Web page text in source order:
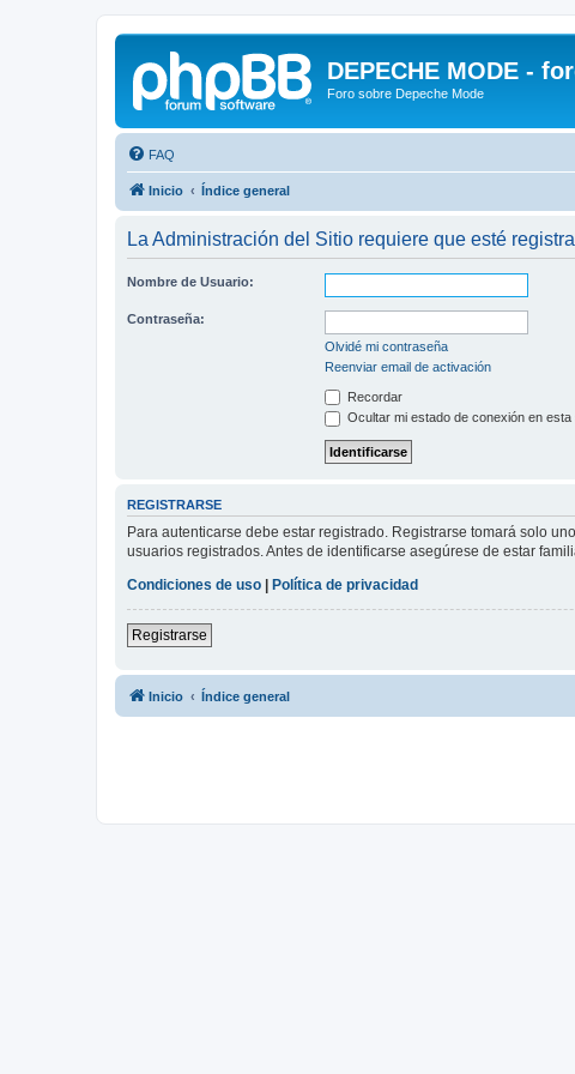
DEPECHE MODE -
Foro sobre Depeche Mode
FAQ
Inicio Índice general
La Administración del Sitio requiere que esté
Nombre de Usuario:
Contraseña:
Olvidé mi contraseña
Reenviar email de activación
Recordar
Ocultar mi estado de conexión en esta
REGISTRARSE
Para autenticarse debe estar registrado. Registrarse tomará solo
usuarios registrados. Antes de identificarse asegúrese de estar
Condiciones de uso
Política de privacidad
Registrarse
Inicio Índice general